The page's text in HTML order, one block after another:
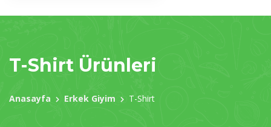
T-Shirt Ürünleri
Anasayfa Erkek Giyim T-Shirt